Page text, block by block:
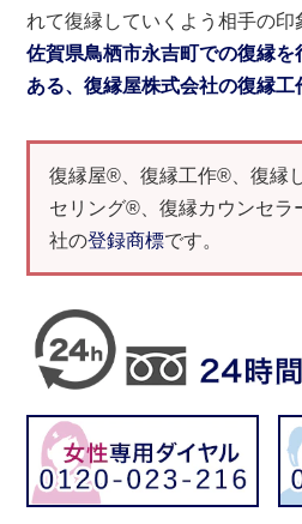
れて復縁していくよう相手の印
佐賀県鳥栖市永吉町での復縁
ある、復縁屋株式会社の復縁工
復縁屋®、復縁工作®、復縁
セリング®、復縁カウンセラ
社の登録商標です。